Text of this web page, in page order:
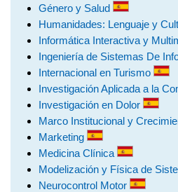
Género y Salud
Humanidades: Lenguaje y
Informática Interactiva y
Ingeniería de Sistemas De
Internacional en Turismo
Investigación Aplicada a la
Investigación en Dolor
Marco Institucional y
Marketing
Medicina Clínica
Modelización y Física de
Neurocontrol Motor